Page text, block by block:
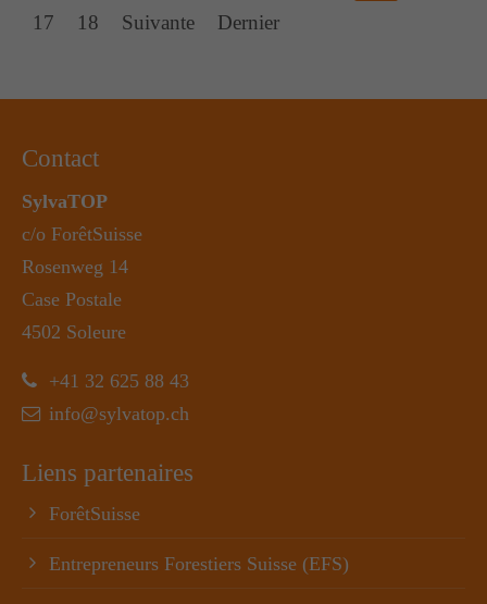
17
18 Suivante Dernier
Contact
SylvaTOP
c/o ForêtSuisse
Rosenweg 14
Case Postale
4502 Soleure
+41 32 625 88 43
info@sylvatop.ch
Liens partenaires
ForêtSuisse
Entrepreneurs Forestiers Suisse (EFS)